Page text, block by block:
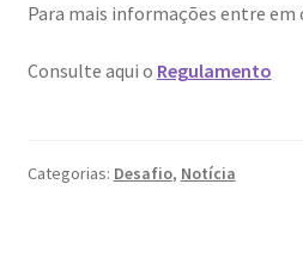
My Courses
Para mais informações entre em
Consulte aqui o Regulamento
Categorias: Desafio, Notícia